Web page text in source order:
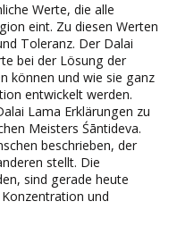
Werte, die alle
eint. Zu diesen Werten
Toleranz. Der Dalai
bei der Lösung der
können und wie sie ganz
entwickelt werden.
Lama Erklärungen zu
Meisters Śāntideva.
beschrieben, der
stellt. Die
sind gerade heute
und